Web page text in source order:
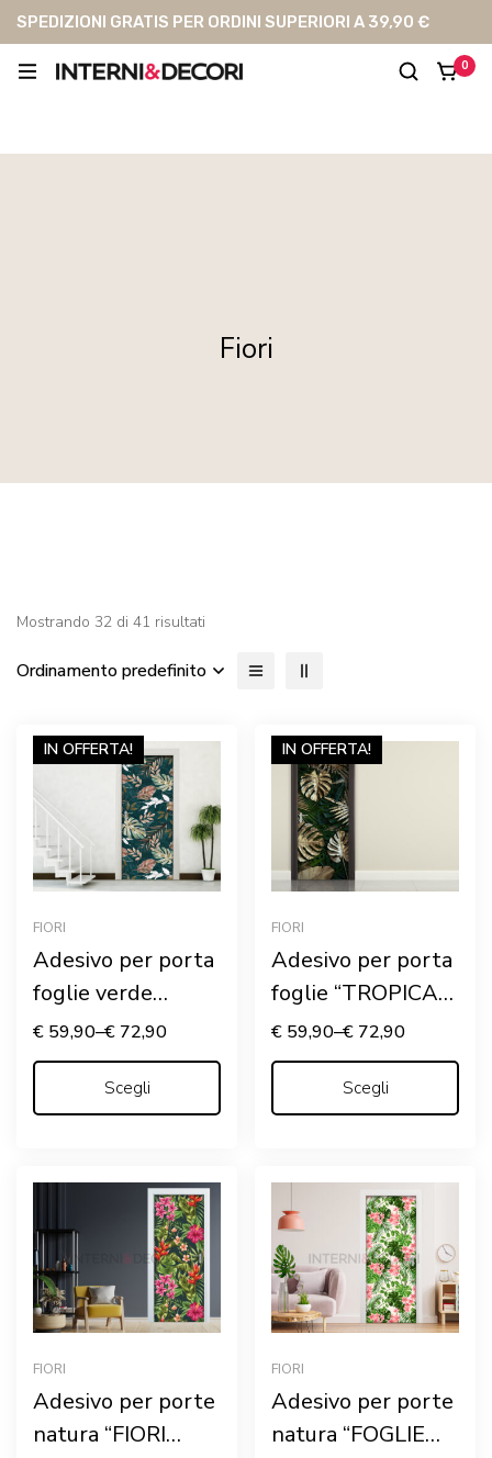
SPEDIZIONI GRATIS PER ORDINI SUPERIORI A 39,90 €
0
Fiori
Mostrando 32 di 41 risultati
Ordinamento predefinito
IN OFFERTA!
FIORI
Adesivo per porta
foglie verde
petrolio
“TROPICAL
NIGHT”
€ 59,90–€ 72,90
Scegli
IN OFFERTA!
FIORI
Adesivo per porta
foglie “TROPICAL
GOLD LEAVES”
€ 59,90–€ 72,90
Scegli
FIORI
Adesivo per porte
natura “FIORI
FIORI
Adesivo per porte
natura “FOGLIE